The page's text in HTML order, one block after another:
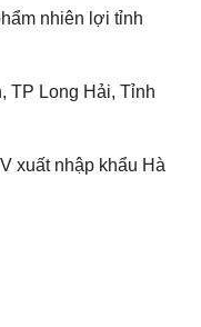
nhiên lợi tỉnh
TP Long Hải, Tỉnh
xuất nhập khẩu Hà